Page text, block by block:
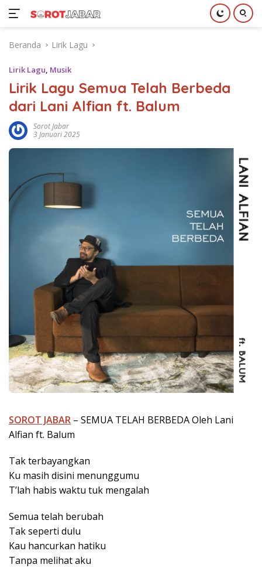
Beranda Lirik Lagu
Lirik Lagu, Musik
Lirik Lagu Semua Telah Berbeda
dari Lani Alfian ft. Balum
Sorot Jabar
3 Januari 2025
SOROT JABAR – SEMUA TELAH BERBEDA Oleh Lani
Alfian ft. Balum
Tak terbayangkan
Ku masih disini menunggumu
T’lah habis waktu tuk mengalah
Semua telah berubah
Tak seperti dulu
Kau hancurkan hatiku
Tanpa melihat aku